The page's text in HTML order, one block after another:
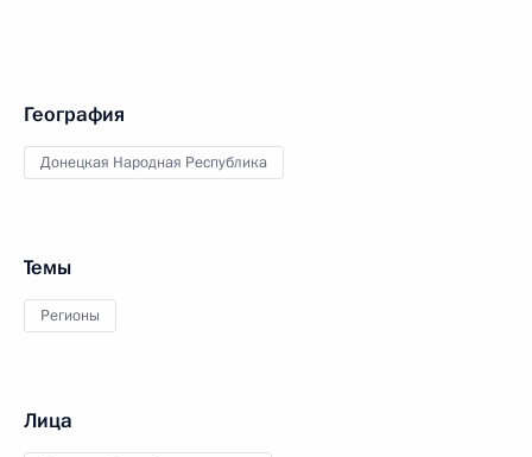
География
Донецкая Народная Республика
Темы
Регионы
Лица